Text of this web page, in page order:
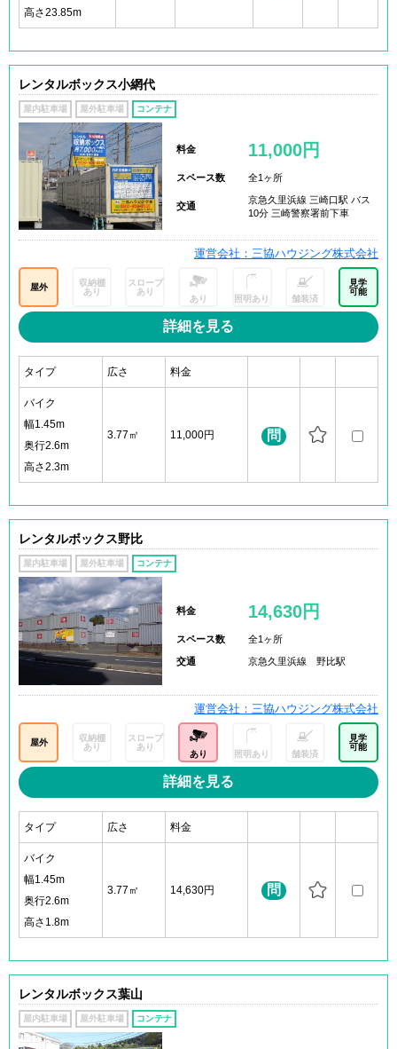
高さ23.85m
レンタルボックス小網代
屋内駐車場 屋外駐車場 コンテナ
料金 11,000円
スペース数 全1ヶ所
交通
京急久里浜線 三崎口駅 バス
10分 三崎警察署前下車
運営会社：三協ハウジング株式会社
屋外
収納棚
あり
スロープ
あり
あり 照明あり 舗装済
見学
可能
詳細を見る
タイプ 広さ 料金
バイク
幅1.45m
奥行2.6m
高さ2.3m
3.77㎡ 11,000円 問
レンタルボックス野比
屋内駐車場 屋外駐車場 コンテナ
料金 14,630円
スペース数 全1ヶ所
交通 京急久里浜線 野比駅
運営会社：三協ハウジング株式会社
屋外
収納棚
あり
スロープ
あり
あり 照明あり 舗装済
見学
可能
詳細を見る
タイプ 広さ 料金
バイク
幅1.45m
奥行2.6m
高さ1.8m
3.77㎡ 14,630円 問
レンタルボックス葉山
屋内駐車場 屋外駐車場 コンテナ